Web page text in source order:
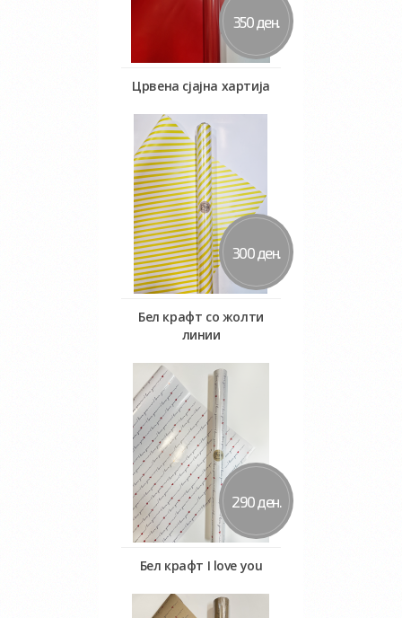
350 ден.
Црвена сјајна хартија
Во кошничка
300 ден.
Бел крафт со жолти
линии
Во кошничка
290 ден.
Бел крафт I love you
Во кошничка